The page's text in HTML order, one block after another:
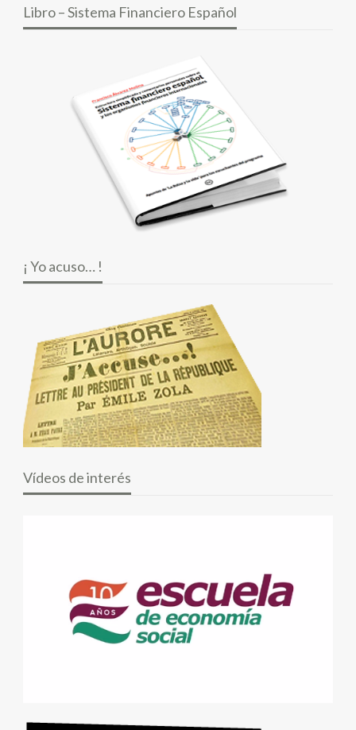
Libro – Sistema Financiero Español
¡ Yo acuso… !
Vídeos de interés